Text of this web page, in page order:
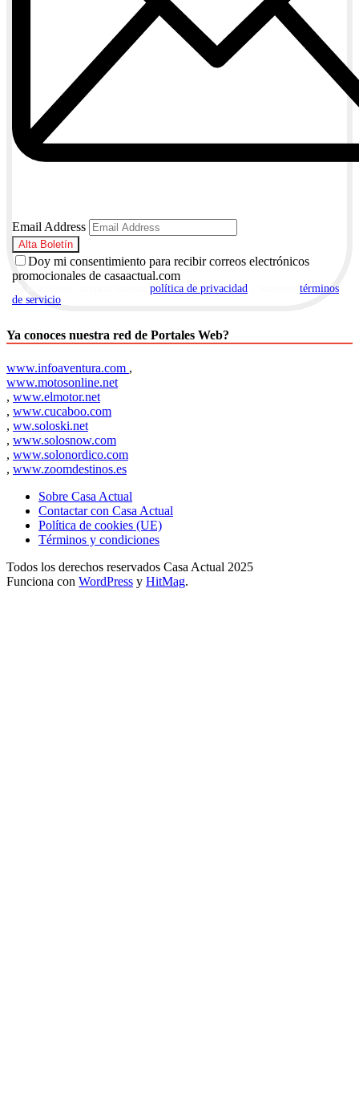
Email Address
Doy mi consentimiento para recibir correos electrónicos
promocionales de casaactual.com
política de privacidad
términos
de servicio
Ya conoces nuestra red de Portales Web?
www.infoaventura.com ,
www.motosonline.net
, www.elmotor.net
, www.cucaboo.com
, ww.soloski.net
, www.solosnow.com
, www.solonordico.com
, www.zoomdestinos.es
Sobre Casa Actual
Contactar con Casa Actual
Política de cookies (UE)
Términos y condiciones
Todos los derechos reservados Casa Actual 2025
Funciona con WordPress y HitMag.